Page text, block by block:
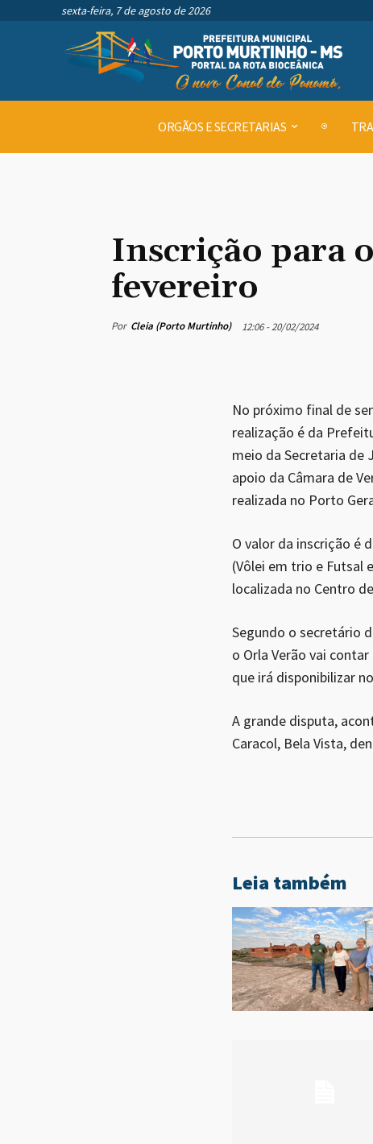
sexta-feira, 7 de agosto de 2026
ORGÃOS E SECRETARIAS
Inscrição para
fevereiro
Por Cleia (Porto Murtinho) 12:06 - 20/02/2024
No próximo final de
realização é da
meio da Secretaria de
apoio da Câmara de
realizada no Porto
O valor da inscrição é
(Vôlei em trio e Futsal
localizada no Centro
Segundo o secretário
o Orla Verão vai
que irá disponibilizar
A grande disputa,
Caracol, Bela Vista,
Leia também